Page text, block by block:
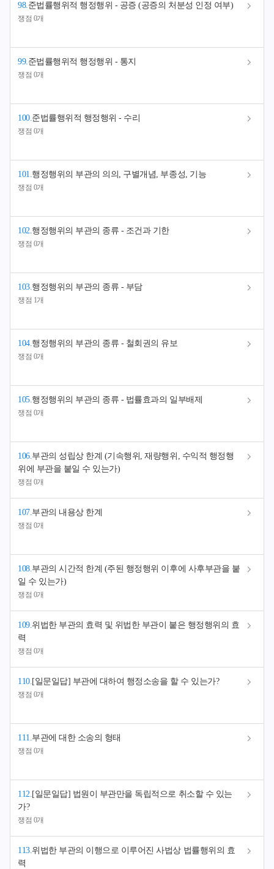
98.준법률행위적 행정행위 - 공증 (공증의 처분성 인정 여부)
쟁점 0개
99.준법률행위적 행정행위 - 통지
쟁점 0개
100.준법률행위적 행정행위 - 수리
쟁점 0개
101.행정행위의 부관의 의의, 구별개념, 부종성, 기능
쟁점 0개
102.행정행위의 부관의 종류 - 조건과 기한
쟁점 0개
103.행정행위의 부관의 종류 - 부담
쟁점 1개
104.행정행위의 부관의 종류 - 철회권의 유보
쟁점 0개
105.행정행위의 부관의 종류 - 법률효과의 일부배제
쟁점 0개
106.부관의 성립상 한계 (기속행위, 재량행위, 수익적 행정행
위에 부관을 붙일 수 있는가)
쟁점 0개
107.부관의 내용상 한계
쟁점 0개
108.부관의 시간적 한계 (주된 행정행위 이후에 사후부관을 붙
일 수 있는가)
쟁점 0개
109.위법한 부관의 효력 및 위법한 부관이 붙은 행정행위의 효
력
쟁점 0개
110.[일문일답] 부관에 대하여 행정소송을 할 수 있는가?
쟁점 0개
111.부관에 대한 소송의 형태
쟁점 0개
112.[일문일답] 법원이 부관만을 독립적으로 취소할 수 있는
가?
쟁점 0개
113.위법한 부관의 이행으로 이루어진 사법상 법률행위의 효
력